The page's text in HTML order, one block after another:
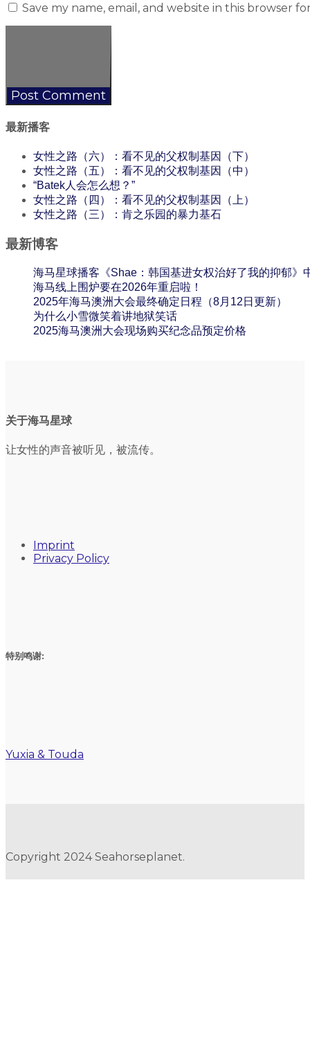
Save my name, email, and website in this browser
最新播客
女性之路（六）：看不见的父权制基因（下）
女性之路（五）：看不见的父权制基因（中）
“Batek人会怎么想？”
女性之路（四）：看不见的父权制基因（上）
女性之路（三）：肯之乐园的暴力基石
最新博客
海马星球播客《Shae：韩国基进女权治好了我的抑郁》
海马线上围炉要在2026年重启啦！
2025年海马澳洲大会最终确定日程（8月12日更新）
为什么小雪微笑着讲地狱笑话
2025海马澳洲大会现场购买纪念品预定价格
关于海马星球
让女性的声音被听见，被流传。
Imprint
Privacy Policy
特别鸣谢:
Yuxia & Touda
Copyright 2024 Seahorseplanet.